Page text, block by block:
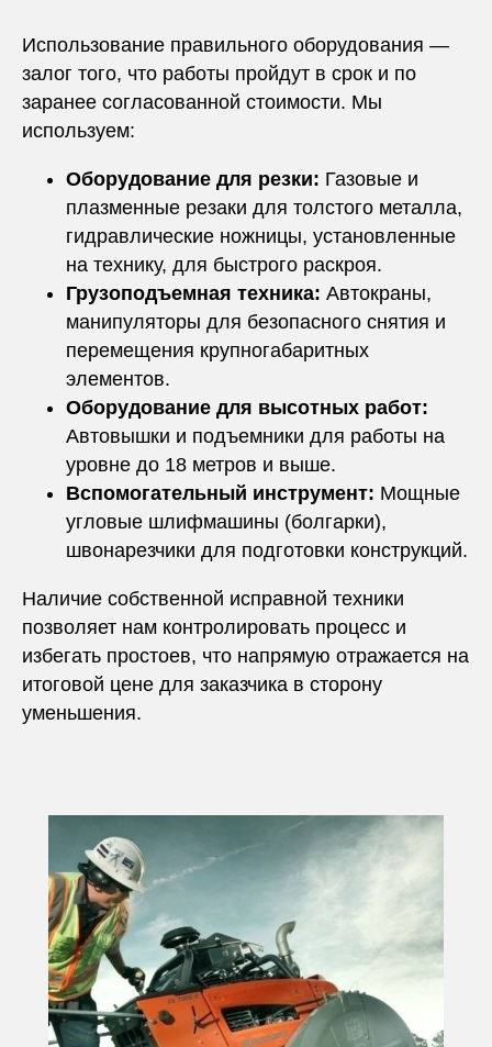
Использование правильного оборудования —
залог того, что работы пройдут в срок и по
заранее согласованной стоимости. Мы
используем:
Оборудование для резки: Газовые и
плазменные резаки для толстого металла,
гидравлические ножницы, установленные
на технику, для быстрого раскроя.
Грузоподъемная техника: Автокраны,
манипуляторы для безопасного снятия и
перемещения крупногабаритных
элементов.
Оборудование для высотных работ:
Автовышки и подъемники для работы на
уровне до 18 метров и выше.
Вспомогательный инструмент: Мощные
угловые шлифмашины (болгарки),
швонарезчики для подготовки конструкций.
Наличие собственной исправной техники
позволяет нам контролировать процесс и
избегать простоев, что напрямую отражается на
итоговой цене для заказчика в сторону
уменьшения.